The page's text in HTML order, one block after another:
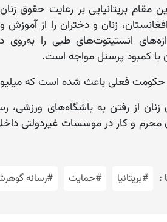
مقام بریتانیایی بر رعایت حقوق
زنان و دختران را از
انستیتوت‌های طبی را
با کمبود پرسنل مواجه است.‏
حکومت فعلی باعث شده است که
زنان از رفتن به‌ باشگاه‌های
و کار در موسسات غیردولتی
: #بریتانیا #حمایت #رسانه